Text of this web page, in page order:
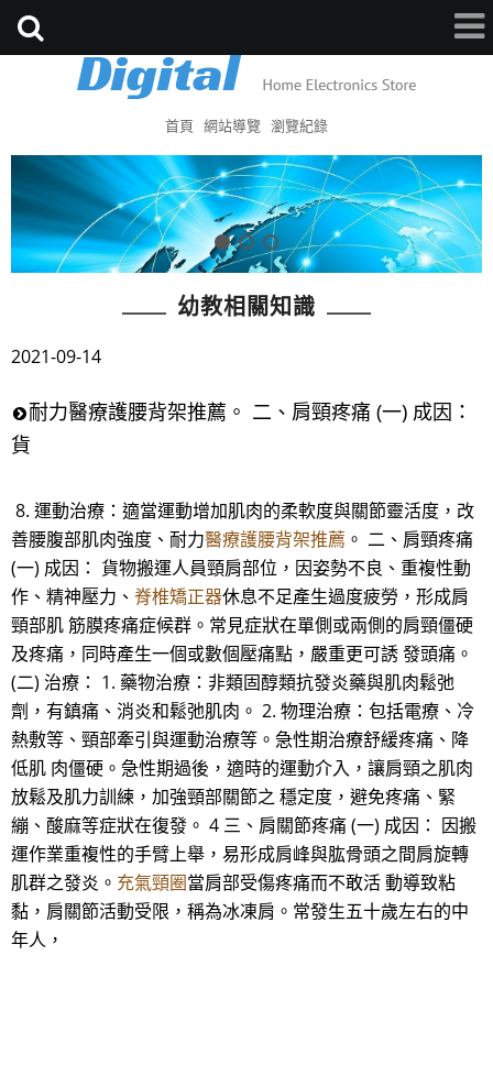
首頁 網站導覽 瀏覽紀錄
幼教相關知識
2021-09-14
耐力醫療護腰背架推薦。 二、肩頸疼痛 (一) 成因：
貨
8. 運動治療：適當運動增加肌肉的柔軟度與關節靈活度，改
善腰腹部肌肉強度、耐力醫療護腰背架推薦 。 二、肩頸疼痛
(一) 成因： 貨物搬運人員頸肩部位，因姿勢不良、重複性動
作、精神壓力、 脊椎矯正器休息不足產生過度疲勞，形成肩
頸部肌 筋膜疼痛症候群。常見症狀在單側或兩側的肩頸僵硬
及疼痛，同時產生一個或數個壓痛點，嚴重更可誘 發頭痛。
(二) 治療： 1. 藥物治療：非類固醇類抗發炎藥與肌肉鬆弛
劑，有鎮痛、消炎和鬆弛肌肉。 2. 物理治療：包括電療、冷
熱敷等、頸部牽引與運動治療等。急性期治療舒緩疼痛、降
低肌 肉僵硬。急性期過後，適時的運動介入，讓肩頸之肌肉
放鬆及肌力訓練，加強頸部關節之 穩定度，避免疼痛、緊
繃、酸麻等症狀在復發。 4 三、肩關節疼痛 (一) 成因： 因搬
運作業重複性的手臂上舉，易形成肩峰與肱骨頭之間肩旋轉
肌群之發炎。 充氣頸圈當肩部受傷疼痛而不敢活 動導致粘
黏，肩關節活動受限，稱為冰凍肩。常發生五十歲左右的中
年人，